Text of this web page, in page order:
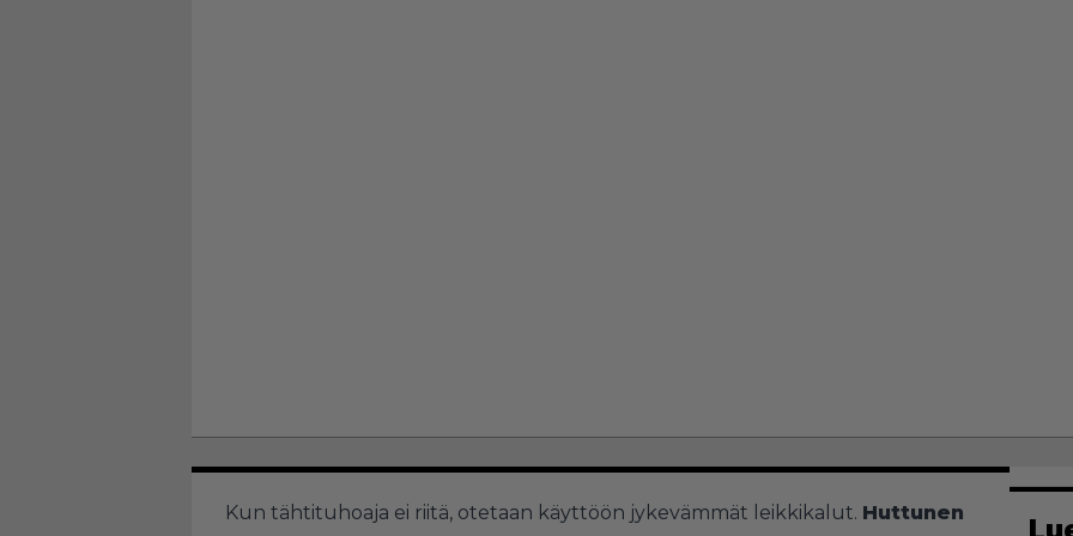
Kun tähtituhoaja ei riitä, otetaan käyttöön jykevämmät leikkikalut. Huttunen